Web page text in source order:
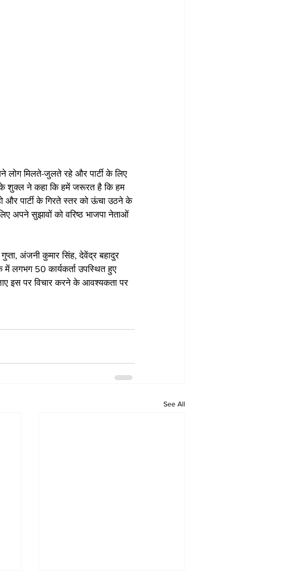
लोग मिलते-जुलते रहे और पार्टी के लिए
के शुक्ल ने कहा कि हमें जरूरत है कि हम
और पार्टी के गिरते स्तर को ऊंचा उठने के
अपने सुझावों को वरिष्ठ भाजपा नेताओं
गुप्ता, अंजनी कुमार सिंह, देवेंद्र बहादुर
में लगभग 50 कार्यकर्ता उपस्थित हुए
इस पर विचार करने के आवश्यकता पर
See All